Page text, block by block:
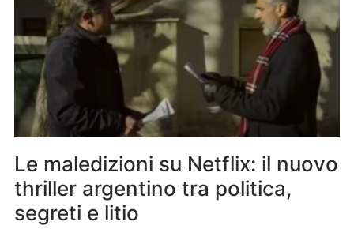
Le maledizioni su Netflix: il nuovo
thriller argentino tra politica,
segreti e litio